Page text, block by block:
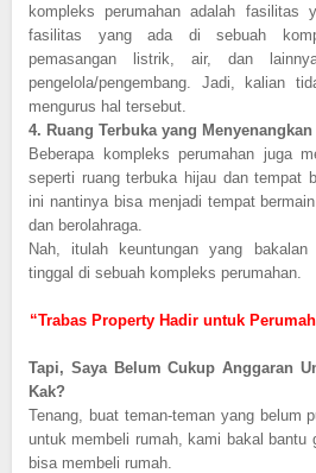
kompleks perumahan adalah fasilitas
fasilitas yang ada di sebuah
pemasangan listrik, air, dan
pengelola/pengembang. Jadi, kalian
mengurus hal tersebut.
4. Ruang Terbuka yang Menyenangkan
Beberapa kompleks perumahan juga
seperti ruang terbuka hijau dan tempat
ini nantinya bisa menjadi tempat
dan berolahraga.
Nah, itulah keuntungan yang
tinggal di sebuah kompleks perumahan.
“Trabas Property Hadir untuk
Tapi, Saya Belum Cukup Anggaran
Kak?
Tenang, buat teman-teman yang belum
untuk membeli rumah, kami bakal bantu
bisa membeli rumah.